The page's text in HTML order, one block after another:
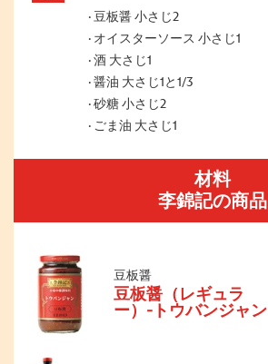
豆板醤 小さじ2
オイスターソース 小さじ1
酒 大さじ1
醤油 大さじ1と1/3
砂糖 小さじ2
ごま油 大さじ1
材料
李錦記の商品
豆板醤
豆板醤（レギュラ
ー）-トウバンジャン